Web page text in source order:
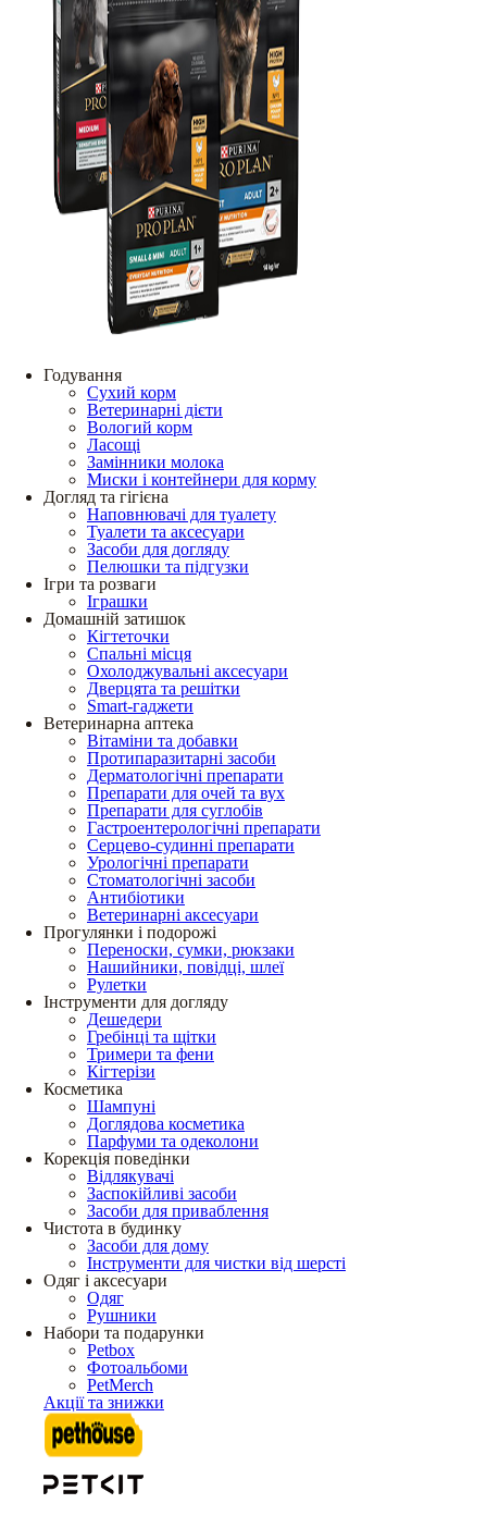
Годування
Сухий корм
Ветеринарні дієти
Вологий корм
Ласощі
Замінники молока
Миски і контейнери для корму
Догляд та гігієна
Наповнювачі для туалету
Туалети та аксесуари
Засоби для догляду
Пелюшки та підгузки
Ігри та розваги
Іграшки
Домашній затишок
Кігтеточки
Спальні місця
Охолоджувальні аксесуари
Дверцята та решітки
Smart-гаджети
Ветеринарна аптека
Вітаміни та добавки
Протипаразитарні засоби
Дерматологічні препарати
Препарати для очей та вух
Препарати для суглобів
Гастроентерологічні препарати
Серцево-судинні препарати
Урологічні препарати
Стоматологічні засоби
Антибіотики
Ветеринарні аксесуари
Прогулянки і подорожі
Переноски, сумки, рюкзаки
Нашийники, повідці, шлеї
Рулетки
Інструменти для догляду
Дешедери
Гребінці та щітки
Тримери та фени
Кігтерізи
Косметика
Шампуні
Доглядова косметика
Парфуми та одеколони
Корекція поведінки
Відлякувачі
Заспокійливі засоби
Засоби для приваблення
Чистота в будинку
Засоби для дому
Інструменти для чистки від шерсті
Одяг і аксесуари
Одяг
Рушники
Набори та подарунки
Petbox
Фотоальбоми
PetMerch
Акції та знижки